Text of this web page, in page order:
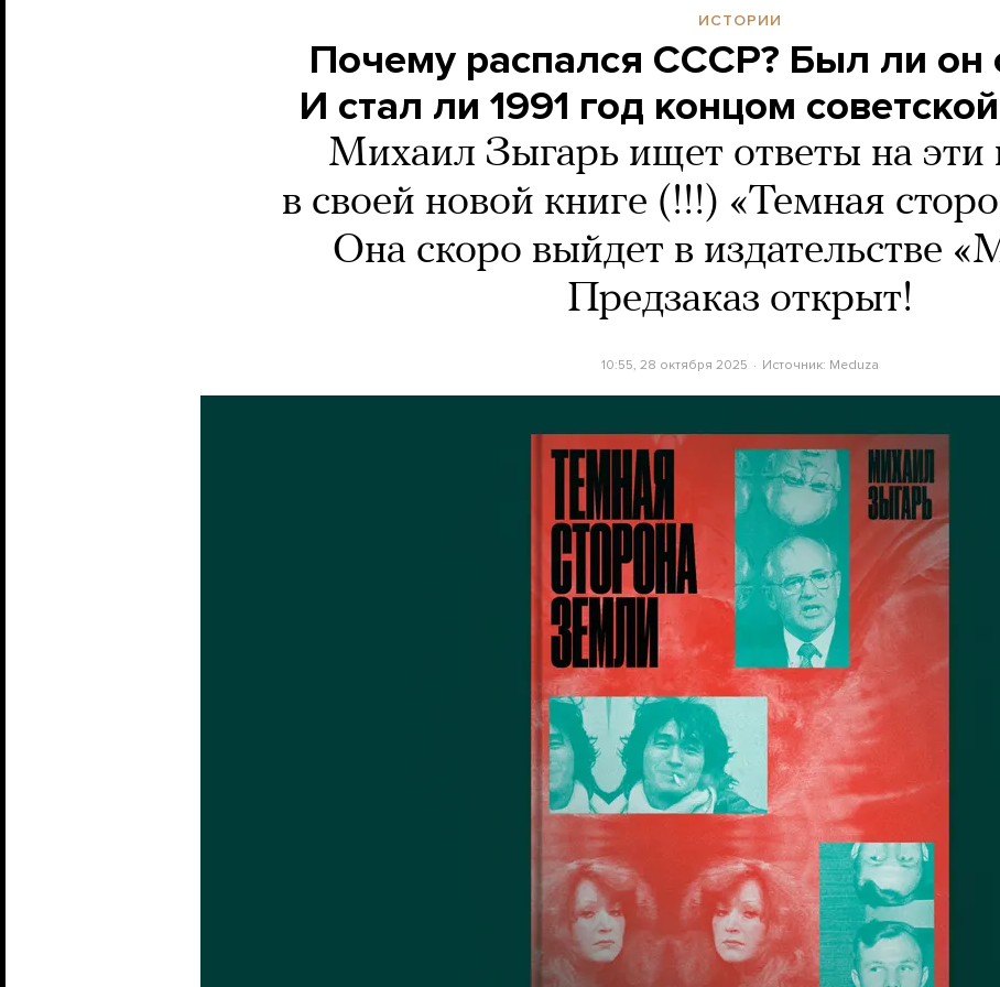
ИСТОРИИ
Почему распался СССР? Был ли он
И стал ли 1991 год концом
Михаил Зыгарь ищет ответы на эти
в своей новой книге (!!!) «Темная
Она скоро выйдет в издательстве
Предзаказ открыт!
10:55, 28 октября 2025 Источник: Meduza